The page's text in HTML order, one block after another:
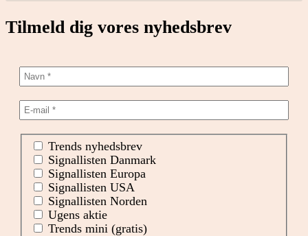
Tilmeld dig vores nyhedsbrev
Trends nyhedsbrev
Signallisten Danmark
Signallisten Europa
Signallisten USA
Signallisten Norden
Ugens aktie
Trends mini (gratis)